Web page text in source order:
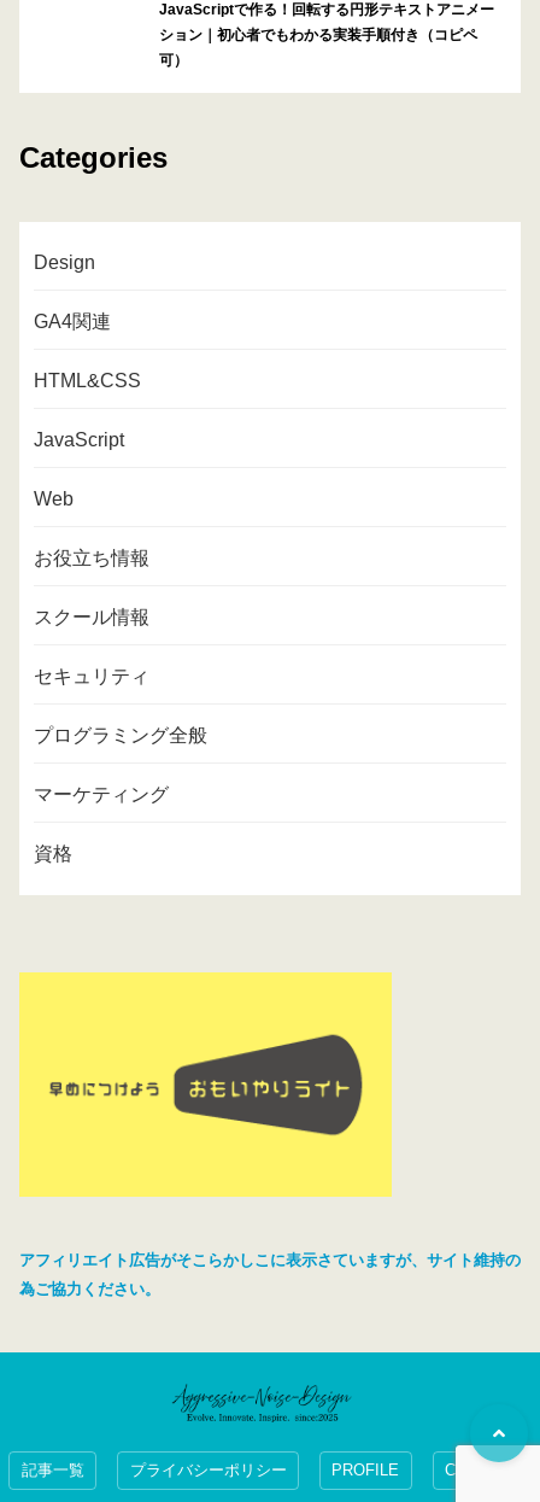
JavaScriptで作る！回転する円形テキストアニメー
ション｜初心者でもわかる実装手順付き（コピペ
可）
Categories
Design
GA4関連
HTML&CSS
JavaScript
Web
お役立ち情報
スクール情報
セキュリティ
プログラミング全般
マーケティング
資格
アフィリエイト広告がそこらかしこに表示さていますが、サイト維持の
為ご協力ください。
記事一覧 プライバシーポリシー PROFILE CONTACT